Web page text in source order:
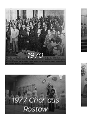
1970
1977 Chor aus
Rostow